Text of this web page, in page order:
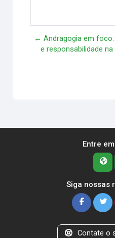
← Andragogia em
e responsabilidade
Entre
Siga nossas
Contate o